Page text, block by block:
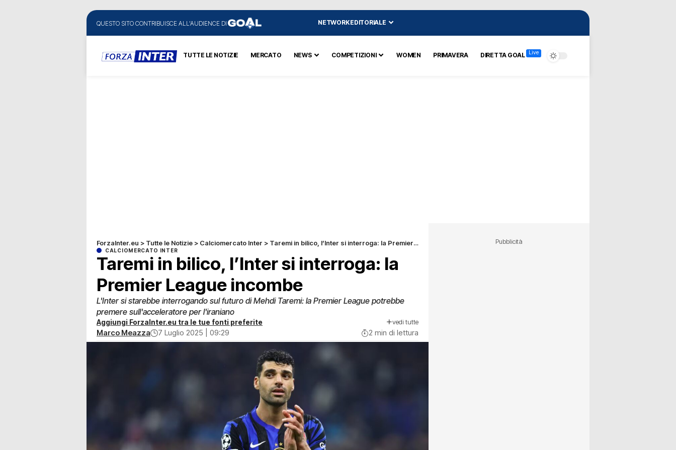
QUESTO SITO CONTRIBUISCE ALL'AUDIENCE DI NETWORK EDITORIALE
TUTTE LE NOTIZIE MERCATO NEWS COMPETIZIONI WOMEN PRIMAVERA DIRETTA GOAL Live
ForzaInter.eu > Tutte le Notizie > Calciomercato Inter > Taremi in bilico, l’Inter si interroga: la Premier League incombe
CALCIOMERCATO INTER
Taremi in bilico, l’Inter si interroga: la
Premier League incombe
L'Inter si starebbe interrogando sul futuro di Mehdi Taremi: la Premier League potrebbe
premere sull'acceleratore per l'iraniano
Aggiungi ForzaInter.eu tra le tue fonti preferite vedi tutte
Marco Meazza 7 Luglio 2025 | 09:29 2 min di lettura
Pubblicità